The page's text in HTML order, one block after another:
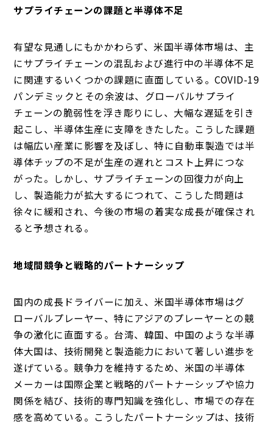
サプライチェーンの課題と半導体不足
有望な見通しにもかかわらず、米国半導体市場は、主
にサプライチェーンの混乱および進行中の半導体不足
に関連するいくつかの課題に直面している。COVID-19
パンデミックとその余波は、グローバルサプライ
チェーンの脆弱性を浮き彫りにし、大幅な遅延を引き
起こし、半導体生産に支障をきたした。こうした課題
は幅広い産業に影響を及ぼし、特に自動車製造では半
導体チップの不足が生産の遅れとコスト上昇につな
がった。しかし、サプライチェーンの回復力が向上
し、製造能力が拡大するにつれて、こうした問題は
徐々に緩和され、今後の市場の着実な成長が確保され
ると予想される。
地域間競争と戦略的パートナーシップ
国内の成長ドライバーに加え、米国半導体市場はグ
ローバルプレーヤー、特にアジアのプレーヤーとの競
争の激化に直面する。台湾、韓国、中国のような半導
体大国は、技術開発と製造能力において著しい進歩を
遂げている。競争力を維持するため、米国の半導体
メーカーは国際企業と戦略的パートナーシップや協力
関係を結び、技術的専門知識を強化し、市場での存在
感を高めている。こうしたパートナーシップは、技術